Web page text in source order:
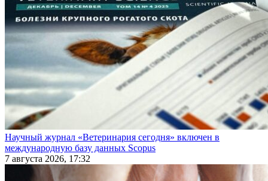
Научный журнал «Ветеринария сегодня» включен в
международную базу данных Scopus
7 августа 2026, 17:32